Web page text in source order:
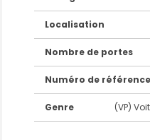
Maritimes avec un
1080 Chemin de la
(sortie autoroute A8
Localisation
Nombre de portes
Numéro de référence
Genre (VP)